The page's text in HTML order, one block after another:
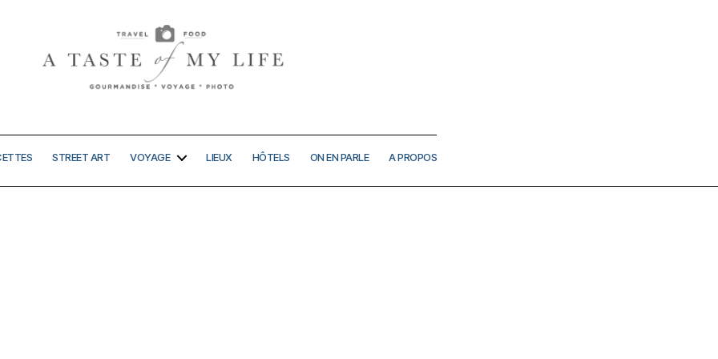
of
mySTREET ART VOYAGE LIEUX HÔTELS ON EN PARLE A PROPOS